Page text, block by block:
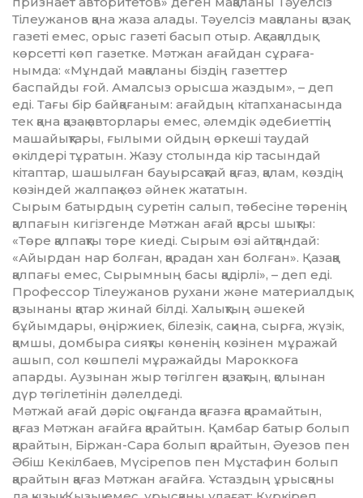
Тілеужанов қа­на жаза алады. Тәуелсіз мақа­ланы қазақ
газеті емес, орыс газеті ба­сып отыр. Ақсақалдық
көрсетті көп газетке. Мәтжан ағайдан сұра­ға­
нымда: «Мұндай мақаланы біз­дің газеттер
баспайды ғой. Амал­сыз орысша жаздым», – деп
еді. Та­ғы бір байқағаным: ағайдың кітапханасында
тек қана қазақ автор­лары емес, әлемдік әдебиет­тің
машайықтары, ғылыми ойдың өркеші таудай
өкілдері тұратын. Жазу столында кір тасындай
кітап­тар, шашылған бауырсақтай қағаз, қалам, көздің
көзіндей жалпақ көз әйнек жататын.
Сырым батырдың суретін са­лып, төбесіне төренің
қалпағын ки­гіз­генде Мәтжан ағай қарсы шық­ты:
«Төре қалпақты төре кие­ді. Сырым өзі айтқандай:
«Айырдан нар болған, қарадан хан болған». Қазаққа
қалпағы емес, Сырымның басы қадірлі», – деп еді.
Профессор Тілеужанов рухани және мате­риал­дық
қазынаны қатар жинай біл­ді. Халықтың әшекей
бұйым­дары, өңіржиек, білезік, сақина, сырға, жүзік,
қамшы, домбыра сияқ­ты көненің көзінен мұражай
ашып, сол көшпелі мұражайды Ма­роккоға
апарды. Аузынан жыр төгілген қазақтың, қолынан
дүр төгілетінін дәлелдеді.
Мәтжай ағай дәріс оқығанда қа­ғазға қарамайтын,
қағаз Мәтжан ағайға қарайтын. Қамбар батыр болып
қарайтын, Біржан-Сара болып қарайтын, Әуезов пен
Әбіш Кекілбаев, Мүсірепов пен Мұста­фин болып
қарайтын қағаз Мәт­жан ағайға. Ұстаздың ұрысқаны